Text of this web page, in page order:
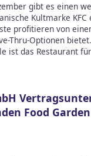
gibt es einen
Kultmarke KFC
profitieren von
Thru-Optionen
ist das Restaurant
Food